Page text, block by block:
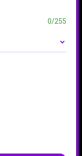
0/255